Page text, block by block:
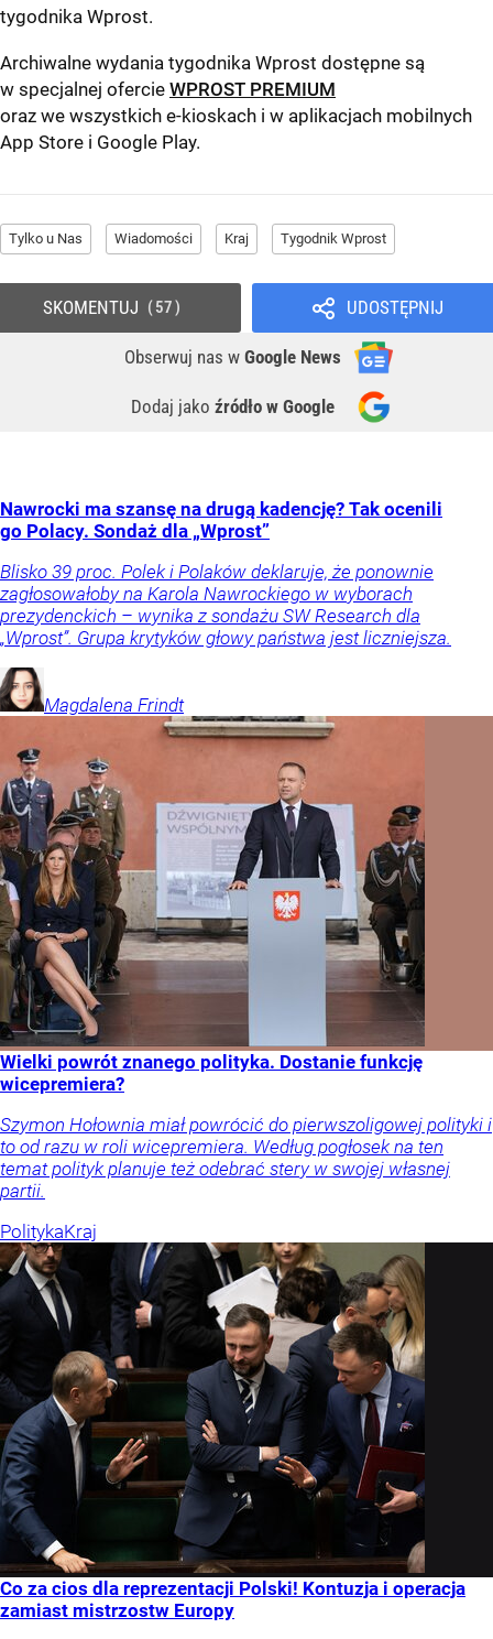
tygodnika Wprost.
Archiwalne wydania tygodnika Wprost dostępne są
w specjalnej ofercie WPROST PREMIUM
oraz we wszystkich e-kioskach i w aplikacjach mobilnych
App Store i Google Play.
Tylko u Nas Wiadomości Kraj Tygodnik Wprost
UDOSTĘPNIJ
Obserwuj nas w Google News
Dodaj jako źródło w Google
SKOMENTUJ 57
Nawrocki ma szansę na drugą kadencję? Tak ocenili
go Polacy. Sondaż dla „Wprost”
Blisko 39 proc. Polek i Polaków deklaruje, że ponownie
zagłosowałoby na Karola Nawrockiego w wyborach
prezydenckich – wynika z sondażu SW Research dla
„Wprost”. Grupa krytyków głowy państwa jest liczniejsza.
Magdalena Frindt
Wielki powrót znanego polityka. Dostanie funkcję
wicepremiera?
Szymon Hołownia miał powrócić do pierwszoligowej polityki i
to od razu w roli wicepremiera. Według pogłosek na ten
temat polityk planuje też odebrać stery w swojej własnej
partii.
PolitykaKraj
Co za cios dla reprezentacji Polski! Kontuzja i operacja
zamiast mistrzostw Europy